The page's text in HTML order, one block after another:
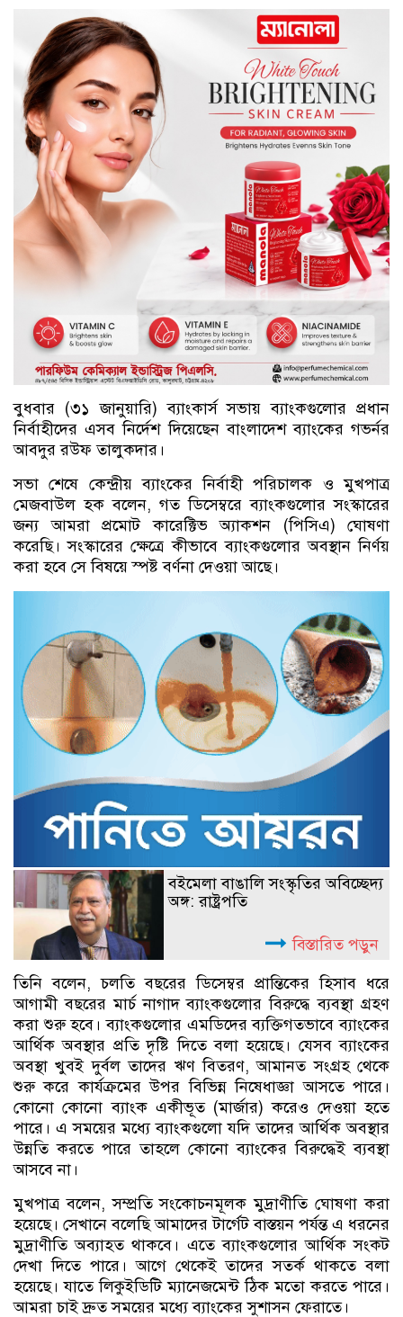
বুধবার (৩১ জানুয়ারি) ব্যাংকার্স সভায় ব্যাংকগুলোর প্রধান
নির্বাহীদের এসব নির্দেশ দিয়েছেন বাংলাদেশ ব্যাংকের গভর্নর
আবদুর রউফ তালুকদার।
সভা শেষে কেন্দ্রীয় ব্যাংকের নির্বাহী পরিচালক ও মুখপাত্র
মেজবাউল হক বলেন, গত ডিসেম্বরে ব্যাংকগুলোর সংস্কারের
জন্য আমরা প্রমোট কারেক্টিভ অ্যাকশন (পিসিএ) ঘোষণা
করেছি। সংস্কারের ক্ষেত্রে কীভাবে ব্যাংকগুলোর অবস্থান নির্ণয়
করা হবে সে বিষয়ে স্পষ্ট বর্ণনা দেওয়া আছে।
বইমেলা বাঙালি সংস্কৃতির অবিচ্ছেদ্য
অঙ্গ: রাষ্ট্রপতি
বিস্তারিত পড়ুন
তিনি বলেন, চলতি বছরের ডিসেম্বর প্রান্তিকের হিসাব ধরে
আগামী বছরের মার্চ নাগাদ ব্যাংকগুলোর বিরুদ্ধে ব্যবস্থা গ্রহণ
করা শুরু হবে। ব্যাংকগুলোর এমডিদের ব্যক্তিগতভাবে ব্যাংকের
আর্থিক অবস্থার প্রতি দৃষ্টি দিতে বলা হয়েছে। যেসব ব্যাংকের
অবস্থা খুবই দুর্বল তাদের ঋণ বিতরণ, আমানত সংগ্রহ থেকে
শুরু করে কার্যক্রমের উপর বিভিন্ন নিষেধাজ্ঞা আসতে পারে।
কোনো কোনো ব্যাংক একীভূত (মার্জার) করেও দেওয়া হতে
পারে। এ সময়ের মধ্যে ব্যাংকগুলো যদি তাদের আর্থিক অবস্থার
উন্নতি করতে পারে তাহলে কোনো ব্যাংকের বিরুদ্ধেই ব্যবস্থা
আসবে না।
মুখপাত্র বলেন, সম্প্রতি সংকোচনমূলক মুদ্রাণীতি ঘোষণা করা
হয়েছে। সেখানে বলেছি আমাদের টার্গেট বাস্তয়ন পর্যন্ত এ ধরনের
মুদ্রাণীতি অব্যাহত থাকবে। এতে ব্যাংকগুলোর আর্থিক সংকট
দেখা দিতে পারে। আগে থেকেই তাদের সতর্ক থাকতে বলা
হয়েছে। যাতে লিকুইডিটি ম্যানেজমেন্ট ঠিক মতো করতে পারে।
আমরা চাই দ্রুত সময়ের মধ্যে ব্যাংকের সুশাসন ফেরাতে।